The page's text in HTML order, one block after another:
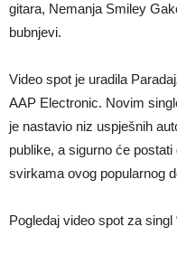
gitara, Nemanja Smiley
bubnjevi.
Video spot je uradila
AAP Electronic. Novim
je nastavio niz uspješnih
publike, a sigurno će
svirkama ovog popularnog
Pogledaj video spot za singl